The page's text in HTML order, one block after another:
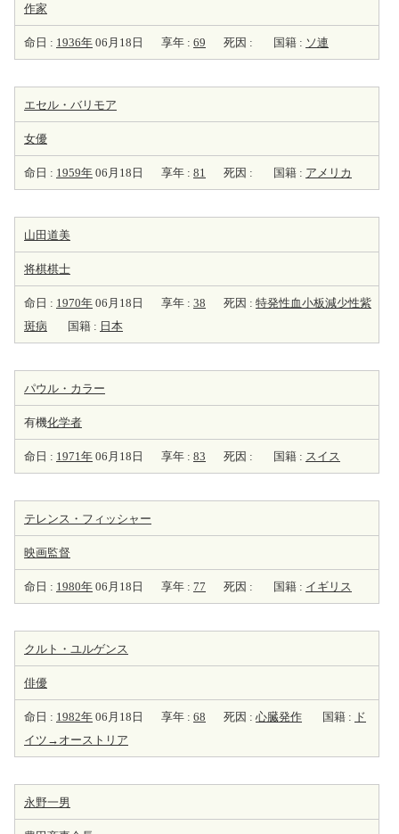
作家
命日 : 1936年 06月18日 享年 : 69 死因 : 国籍 : ソ連
エセル・バリモア
女優
命日 : 1959年 06月18日 享年 : 81 死因 : 国籍 : アメリカ
山田道美
将棋棋士
命日 : 1970年 06月18日 享年 : 38 死因 : 特発性血小板減少性紫
斑病
国籍 : 日本
パウル・カラー
有機化学者
命日 : 1971年 06月18日 享年 : 83 死因 : 国籍 : スイス
テレンス・フィッシャー
映画監督
命日 : 1980年 06月18日 享年 : 77 死因 : 国籍 : イギリス
クルト・ユルゲンス
俳優
命日 : 1982年 06月18日 享年 : 68 死因 : 心臓発作 国籍 : ド
イツ→オーストリア
永野一男